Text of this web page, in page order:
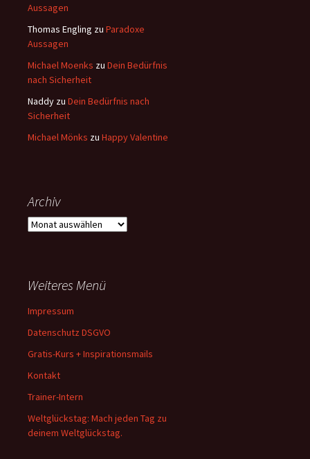
Aussagen
Thomas Engling zu Paradoxe
Aussagen
Michael Moenks zu Dein Bedürfnis
nach Sicherheit
Naddy zu Dein Bedürfnis nach
Sicherheit
Michael Mönks zu Happy Valentine
Archiv
Archiv
Weiteres Menü
Impressum
Datenschutz DSGVO
Gratis-Kurs + Inspirationsmails
Kontakt
Trainer-Intern
Weltglückstag: Mach jeden Tag zu
deinem Weltglückstag.